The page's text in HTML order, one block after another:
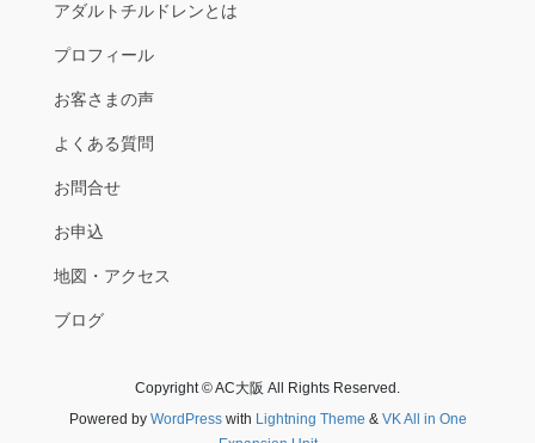
アダルトチルドレンとは
プロフィール
お客さまの声
よくある質問
お問合せ
お申込
地図・アクセス
ブログ
Copyright © AC大阪 All Rights Reserved.
Powered by WordPresswith Lightning Theme & VK All in One